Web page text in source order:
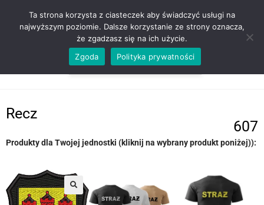
ZADZWOŃ TEL. 600 352 938
Recz
607
Produkty dla Twojej jednostki (kliknij na wybrany produkt poniżej)):
Ta strona korzysta z ciasteczek aby świadczyć usługi na
najwyższym poziomie. Dalsze korzystanie ze strony oznacza,
że zgadzasz się na ich użycie.
Zgoda
Polityka prywatności